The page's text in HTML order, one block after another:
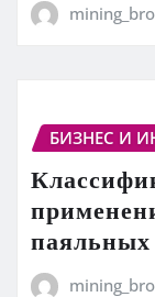
БИЗНЕС И
паяльных